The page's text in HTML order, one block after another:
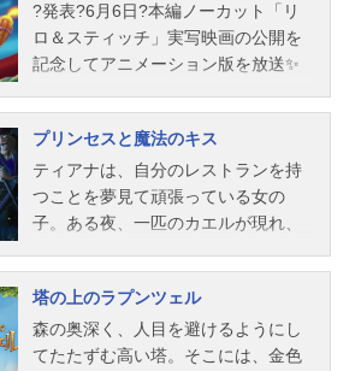
ノニ・ホワイト、ジョナサン・ロバ
ーツ美術監督：デビット・ゲーツ...
（フーリューズ）パニック：パグ
（フーリューズ）ゼウス：若山弦蔵
ナレーター：森繁久彌スタッフ監
ン・マスカー製作：ロン・クレメン
ツ、アリス・デューイ、ジョン・マ
スカー音楽：アラン・メンケン美術
監督：アンディ・ガスキル主題歌
「ゴ...
ン：すずきまゆみ（声）、伊東恵里
（伊東えり）（歌）ムーシュー：山
寺宏一シャン隊長：園岡新太郎シャ
周夫皇帝：小林修スタッフ監督：ト
ニー・バンクロフト、バリー・クッ
ク製作：パム・コーツ脚本：リタ・
シャオ、クリストファー・サンダー
ス、フィリップ・ラゼブニック、レ
ボストウィック・シンガー音楽：マ
シュー・ワイルダーオリジナルスコ
ア作曲・指揮：ジェリー・ゴールド
スミス主題歌「リフレクション」
存在を知り驚きます。自分を育てて
くれた“家族との絆”と“未知なる人間
社会”という2つの世界に引き裂かれ
探し求めるターザンの心の冒険をダ
イナミックに描き出します。作品名
ターザン放送形態劇場版アニメスケ
ジュール1999年12月18日（土）キャ
ストターザン：金城武少年時代のタ
ー：すずきまゆみターク：土居裕子
クレイトン：銀河万丈カーラ：藤田
淑子カーチャック：内海賢二タント
ー：玄田哲章スタッフ監督：ケヴィ
も追い出された彼はジャングルで迷
子になり…。作品名ラマになった王
様放送形態劇場版アニメスケジュー
スコ：藤原竜也パチャ：楠見尚己イ
ズマ：京田尚子クロンク：堀内賢雄
スタッフ監督：マーク・ディンダル
脚本：デヴィッド・レイノルズ製
作：ランディ・フルマー製作総指
ブニー、デヴィッド・ハートリー主
題歌「ラッキー☆ムーチョ」ムーチ
ョ☆ヒデキ（西城秀樹）公開開始年
＆季節2001アニメ映画(C)Disney『ラ
?発表?6月6日?本編ノーカット「リ
ロ＆スティッチ」実写映画の公開を
記念してアニメーション版を放送✨
のエイリアン【スティッチ】の絆を
描いた家族の物語?pic.twitter.com/CN
xIE68erX—アンク＠金曜ロードショ
ー公式(@kinro_ntv)May8,2025ハワ
イのカウアイ島に住むリロは、親の
暮らしの彼女は、友達もなく孤独な
日々を送っていました。ある日、リ
ロは不思議な生き物と出会い、ステ
ィッチと名づけて家族にします。し
プリンセスと魔法のキス
ティアナは、自分のレストランを持
つことを夢見て頑張っている女の
子。ある夜、一匹のカエルが現れ、
王子で、キスで呪いは解ける、と告
げます。勇気を振り絞ってキスする
ティアナですが、彼女自身がカエル
に変身してしまい…。果たして2人は
塔の上のラプンツェル
森の奥深く、人目を避けるようにし
てたたずむ高い塔。そこには、金色